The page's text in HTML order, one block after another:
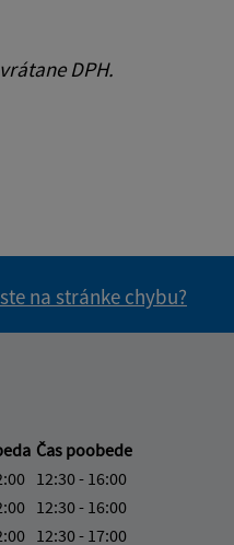
DPH.
na stránke chybu?
Čas poobede
12:30 - 16:00
12:30 - 16:00
12:30 - 17:00